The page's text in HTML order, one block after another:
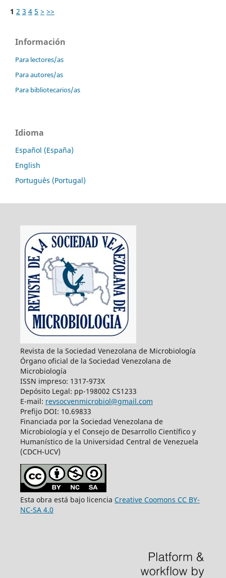
1 2 3 4 5 > >>
Información
Para lectores/as
Para autores/as
Para bibliotecarios/as
Idioma
Español (España)
English
Português (Portugal)
Revista de la Sociedad Venezolana de Microbiología
Órgano oficial de la Sociedad Venezolana de
Microbiología
ISSN impreso: 1317-973X
Depósito Legal: pp-198002 CS1233
E-mail: revsocvenmicrobiol@gmail.com
Prefijo DOI: 10.69833
Financiada por la Sociedad Venezolana de
Microbiología y el Consejo de Desarrollo Científico y
Humanístico de la Universidad Central de Venezuela
(CDCH-UCV)
Esta obra está bajo licencia Creative Coomons CC BY-
NC-SA 4.0